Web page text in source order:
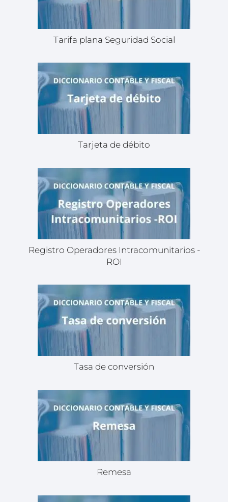
Tarifa plana Seguridad Social
Tarjeta de débito
Registro Operadores Intracomunitarios -
ROI
Tasa de conversión
Remesa